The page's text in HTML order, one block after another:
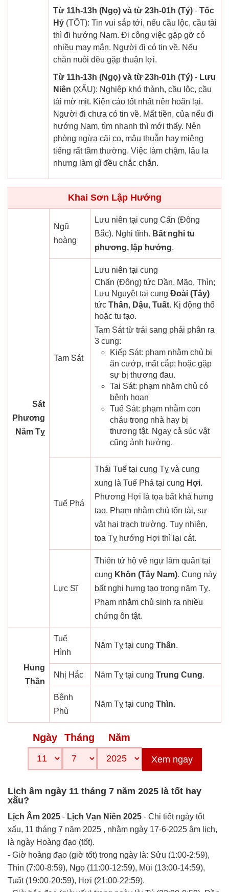
Từ 11h-13h (Ngọ) và từ 23h-01h (Tý) - Tốc
Hỷ (TỐT): Tin vui sắp tới, nếu cầu lộc, cầu tài
thì đi hướng Nam. Đi công việc gặp gỡ có
nhiều may mắn. Người đi có tin về. Nếu
chăn nuôi đều gặp thuận lợi.
Từ 11h-13h (Ngọ) và từ 23h-01h (Tý) - Lưu
Niên (XẤU): Nghiệp khó thành, cầu lộc, cầu
tài mờ mịt. Kiện cáo tốt nhất nên hoãn lại.
Người đi chưa có tin về. Mất tiền, của nếu đi
hướng Nam, tìm nhanh thì mới thấy. Nên
phòng ngừa cãi cọ, mâu thuẫn hay miệng
tiếng rất tầm thường. Việc làm chậm, lâu la
nhưng làm gì đều chắc chắn.
Khai Sơn Lập Hướng
Sát
Phương
Năm Tỵ
Ngũ
hoàng
Lưu niên tại cung Cấn (Đông
Bắc). Nghi tĩnh. Bất nghi tu
phương, lập hướng.
Tam Sát
Lưu niên tại cung
Chấn (Đông) tức Dần, Mão, Thìn;
Lưu Nguyệt tại cung Đoài (Tây)
tức Thân, Dậu, Tuất. Kị động thổ
hoặc tu tạo.
Tam Sát từ trái sang phải phân ra
3 cung:
Kiếp Sát: phạm nhằm chủ bị
ăn cướp, mất cắp; hoặc gặp
sự bị thương đau.
Tai Sát: phạm nhằm chủ có
bệnh hoạn
Tuế Sát: phạm nhằm con
cháu trong nhà hay bị
thương tật. Ngay cả súc vật
cũng ảnh hưởng.
Tuế Phá
Thái Tuế tại cung Tỵ và cung
xung là Tuế Phá tại cung Hợi.
Phương Hợi là tọa bất khả hưng
tạo. Phạm nhằm chủ tổn tài, sự
vật hại trạch trường. Tuy nhiên,
tọa Tỵ hướng Hợi thì lại cát.
Lực Sĩ
Thiên tử hộ vệ ngự lâm quân tại
cung Khôn (Tây Nam). Cung này
bất nghi hưng tạo trong năm Tỵ.
Phạm nhằm chủ sinh ra nhiều
chứng ôn tật.
Hung
Thần
Tuế
Hình
Năm Tỵ tại cung Thân.
Nhị Hắc Năm Tỵ tại cung Trung Cung.
Bệnh
Phù
Năm Tỵ tại cung Thìn.
Ngày Tháng Năm
Xem ngay
Lịch âm ngày 11 tháng 7 năm 2025 là tốt hay
xấu?
Lịch Âm 2025 - Lịch Vạn Niên 2025 - Chi tiết ngày tốt
xấu, 11 tháng 7 năm 2025 , nhằm ngày 17-6-2025 âm lịch,
là ngày Hoàng đạo (tốt).
- Giờ hoàng đạo (giờ tốt) trong ngày là: Sửu (1:00-2:59),
Thìn (7:00-8:59), Ngọ (11:00-12:59), Mùi (13:00-14:59),
Tuất (19:00-20:59), Hợi (21:00-22:59).